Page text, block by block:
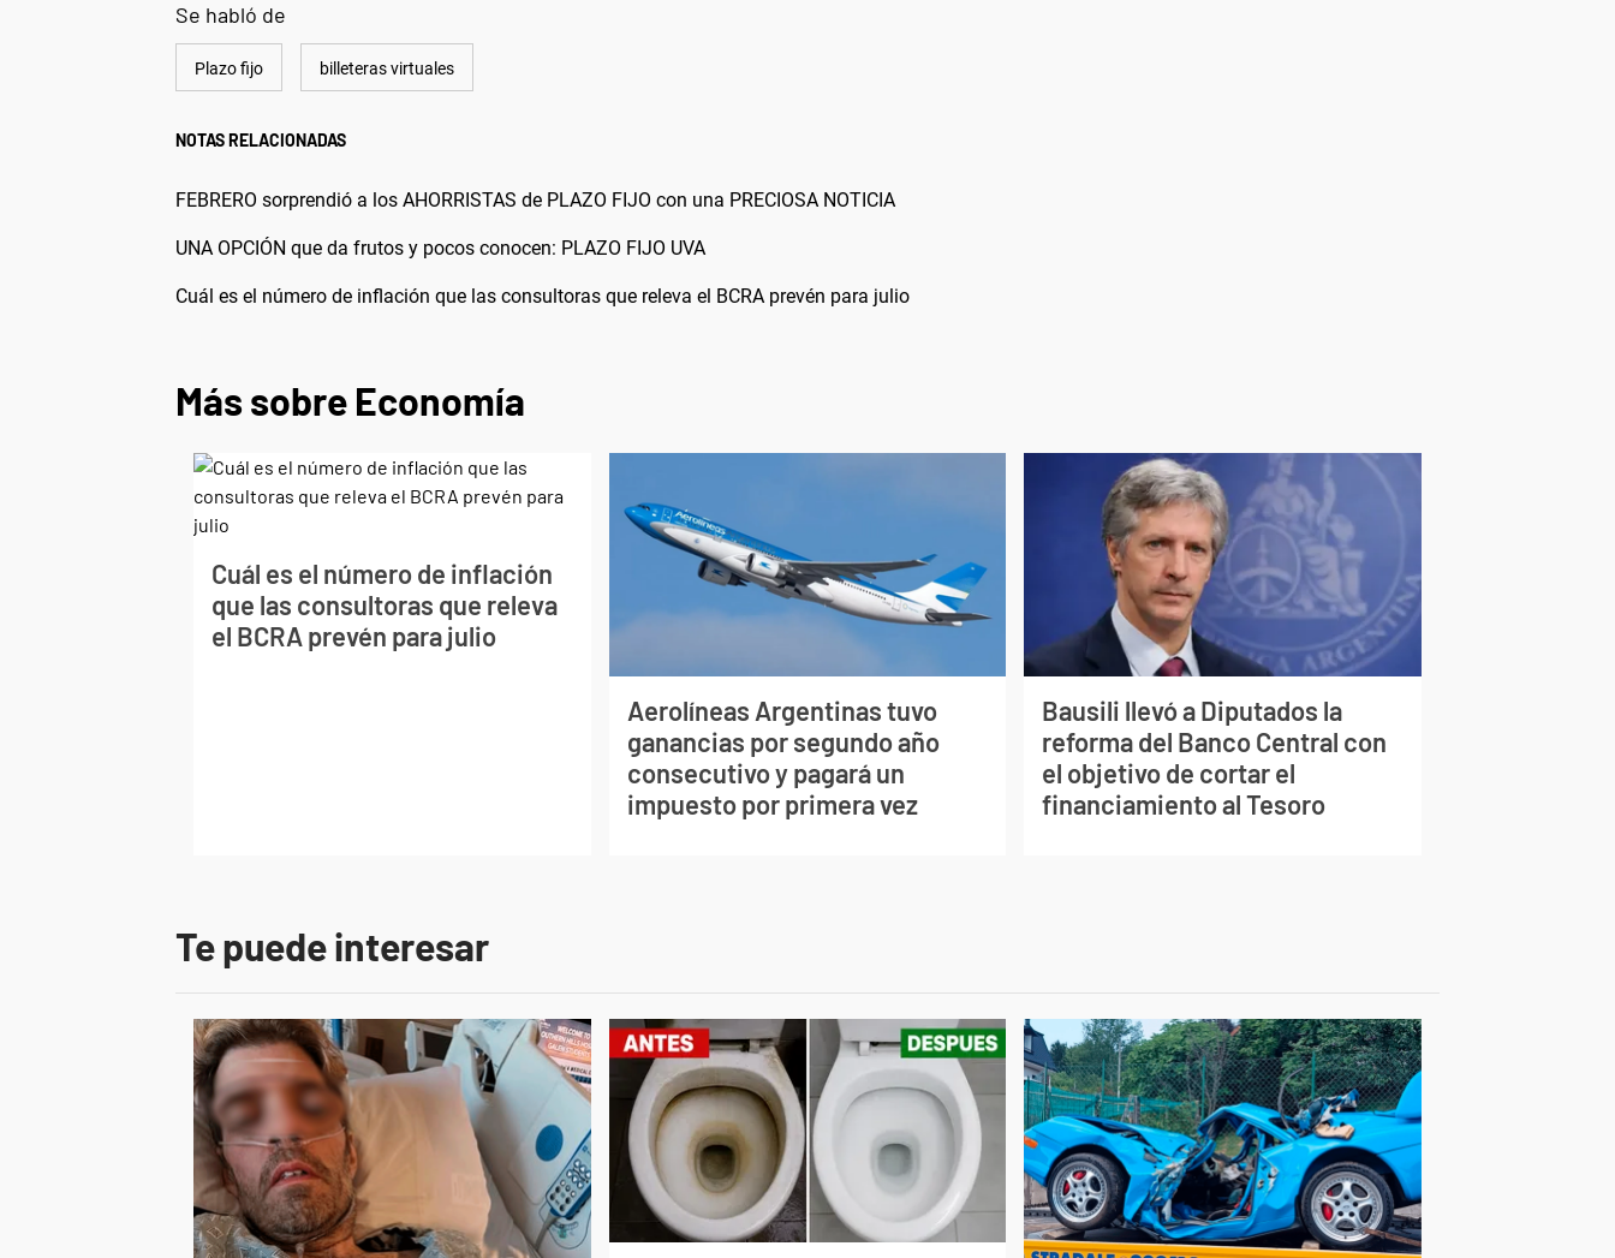
Se habló de
Plazo fijo billeteras virtuales
NOTAS RELACIONADAS
FEBRERO sorprendió a los AHORRISTAS de PLAZO FIJO con una PRECIOSA NOTICIA
UNA OPCIÓN que da frutos y pocos conocen: PLAZO FIJO UVA
Cuál es el número de inflación que las consultoras que releva el BCRA prevén para julio
Más sobre Economía
Cuál es el número de inflación
que las consultoras que releva
el BCRA prevén para julio
Aerolíneas Argentinas tuvo
ganancias por segundo año
consecutivo y pagará un
impuesto por primera vez
Bausili llevó a Diputados la
reforma del Banco Central con
el objetivo de cortar el
financiamiento al Tesoro
Te puede interesar